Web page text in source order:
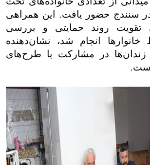
سنندج حضور یافت. این همراهی
تقویت روند حمایتی و بررسی
انجام شد، نشان‌دهنده
زندان‌ها در مشارکت با طرح‌های